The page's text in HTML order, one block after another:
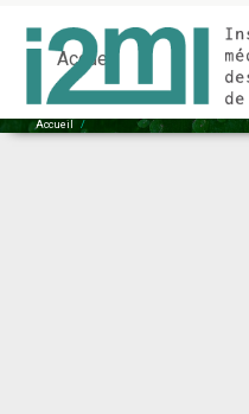
Accueil
Un parloir pour les familles en EHPAD
Accueil /